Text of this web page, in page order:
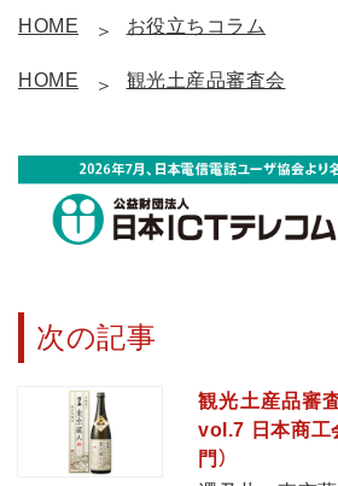
HOME お役立ちコラム
HOME 観光土産品審査会
次の記事
観光土産品審
vol.7 日本商工
門）